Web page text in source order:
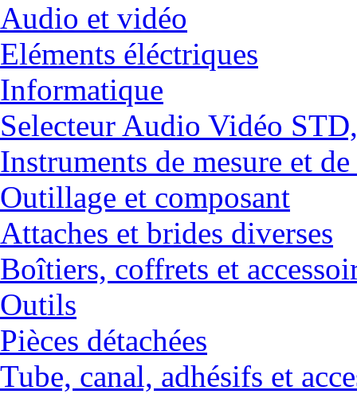
Audio et vidéo
Eléments éléctriques
Informatique
Selecteur Audio Vidéo
Instruments de mesure et
Outillage et composant
Attaches et brides diverses
Boîtiers, coffrets et
Outils
Pièces détachées
Tube, canal, adhésifs et